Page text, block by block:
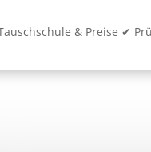
& Preise ✔︎